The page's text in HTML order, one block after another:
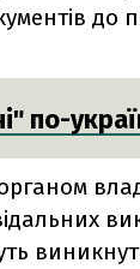
до
по-